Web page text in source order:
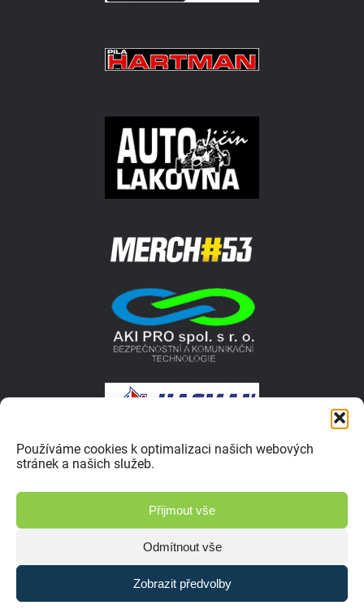
Používáme cookies k optimalizaci našich webových
stránek a našich služeb.
Přijmout vše
Odmítnout vše
Zobrazit předvolby
© 2026 Autokrosar.cz ISSN 1805-1413 | Vyrobilo studio